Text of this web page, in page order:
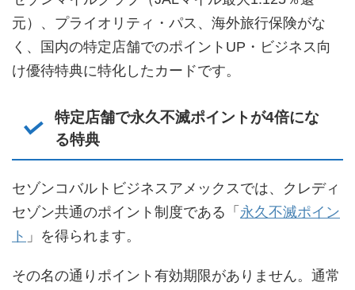
元）、プライオリティ・パス、海外旅行保険がな
く、国内の特定店舗でのポイントUP・ビジネス向
け優待特典に特化したカードです。
特定店舗で永久不滅ポイントが4倍にな
る特典
セゾンコバルトビジネスアメックスでは、クレディ
セゾン共通のポイント制度である「 永久不滅ポイン
ト 」を得られます。
その名の通りポイント有効期限がありません。通常